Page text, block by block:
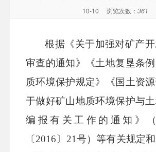
10-10
浏览次数： 361
根据《关于加强对矿产
审查的通知》《土地复垦条
质环境保护规定》《国土资
于做好矿山地质环境保护与
编报有关工作的通知》
〔 2016 〕 21号）等有关规定